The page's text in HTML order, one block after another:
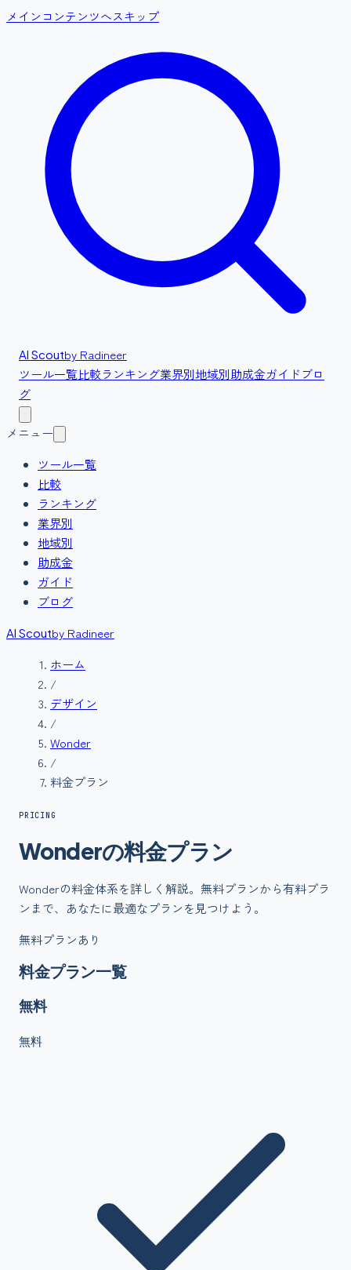
メインコンテンツへスキップ
AI Scoutby Radineer
ツール一覧比較ランキング業界別地域別助成金ガイドブロ
グ
メニュー
ツール一覧
比較
ランキング
業界別
地域別
助成金
ガイド
ブログ
AI Scoutby Radineer
ホーム
/
デザイン
/
Wonder
/
料金プラン
PRICING
Wonderの料金プラン
Wonderの料金体系を詳しく解説。無料プランから有料プラ
ンまで、あなたに最適なプランを見つけよう。
無料プランあり
料金プラン一覧
無料
無料